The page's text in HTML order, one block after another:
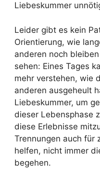
Liebeskummer
Leider gibt es kein
Orientierung, wie
anderen noch
sehen: Eines Tages
mehr verstehen, wie
anderen ausgeheult
Liebeskummer, um
dieser Lebensphase
diese Erlebnisse
Trennungen auch für
helfen, nicht immer
begehen.